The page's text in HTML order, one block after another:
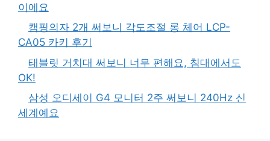
이에요
캠핑의자 2개 써보니 각도조절 롱 체어 LCP-
CA05 카키 후기
태블릿 거치대 써보니 너무 편해요, 침대에서도
OK!
삼성 오디세이 G4 모니터 2주 써보니 240Hz 신
세계예요